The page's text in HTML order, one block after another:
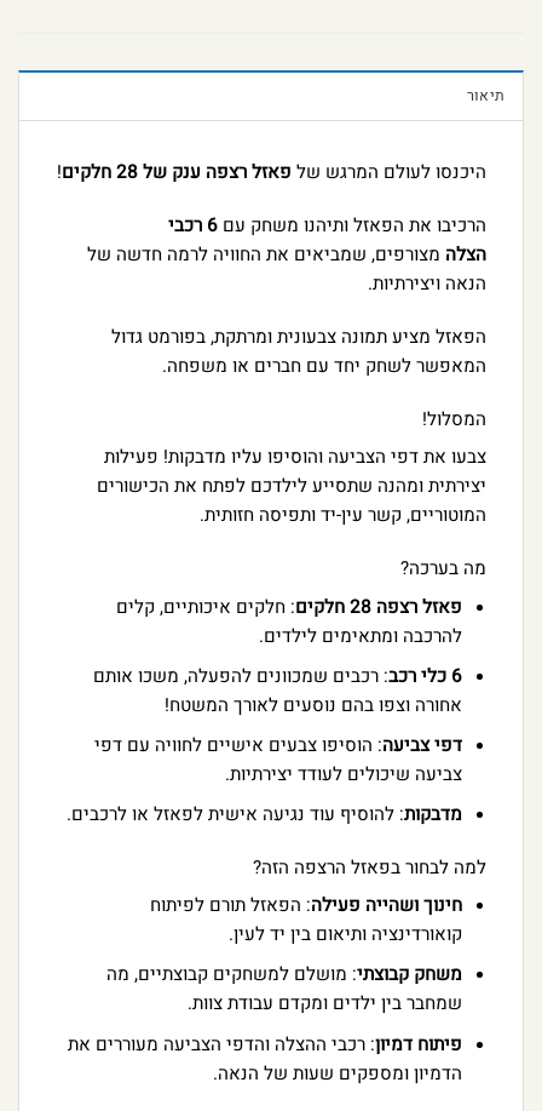
תיאור
היכנסו לעולם המרגש של פאזל רצפה ענק של 28 חלקים
!
הרכיבו את הפאזל ותיהנו משחק עם
6 רכבי
הצלה מצורפים, שמביאים את החוויה לרמה חדשה של
הנאה ויצירתיות.
הפאזל מציע תמונה צבעונית ומרתקת, בפורמט גדול
המאפשר לשחק יחד עם חברים או משפחה.
המסלול!
צבעו את דפי הצביעה והוסיפו עליו מדבקות! פעילות
יצירתית ומהנה שתסייע לילדכם לפתח את הכישורים
המוטוריים, קשר עין-יד ותפיסה חזותית.
מה בערכה?
פאזל רצפה 28 חלקים
: חלקים איכותיים, קלים
להרכבה ומתאימים לילדים.
6 כלי רכב
: רכבים שמכוונים להפעלה, משכו אותם
אחורה וצפו בהם נוסעים לאורך המשטח!
דפי צביעה: הוסיפו צבעים אישיים לחוויה עם דפי
צביעה שיכולים לעודד יצירתיות.
מדבקות: להוסיף עוד נגיעה אישית לפאזל או לרכבים.
למה לבחור בפאזל הרצפה הזה?
חינוך ושהייה פעילה: הפאזל תורם לפיתוח
קואורדינציה ותיאום בין יד לעין.
משחק קבוצתי: מושלם למשחקים קבוצתיים, מה
שמחבר בין ילדים ומקדם עבודת צוות.
פיתוח דמיון: רכבי ההצלה והדפי הצביעה מעוררים את
הדמיון ומספקים שעות של הנאה.